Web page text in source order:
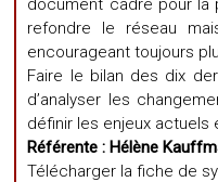
refondre le réseau
encourageant toujours
Faire le bilan des dix
d’analyser les
définir les enjeux actuels
Référente :Hélène
Télécharger la fiche de